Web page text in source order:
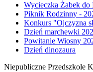
Wycieczka Żabek
Piknik Rodzinny -
Konkurs "Ojczyzna
Dzień marchewki
Powitanie Wiosny
Dzień dinozaura
Niepubliczne Przedszkole